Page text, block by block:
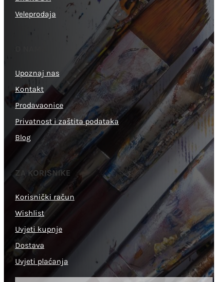
Veleprodaja
Upoznaj nas
Kontakt
Prodavaonice
Privatnost i zaštita podataka
Blog
ZA KORISNIKE
Korisnički račun
Wishlist
Uvjeti kupnje
Dostava
Uvjeti plaćanja